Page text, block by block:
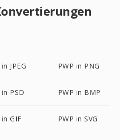
JPEG PWP in PNG
in PSD PWP in BMP
in GIF PWP in SVG